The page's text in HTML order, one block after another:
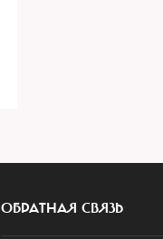
ОБРАТНАЯ СВЯЗЬ